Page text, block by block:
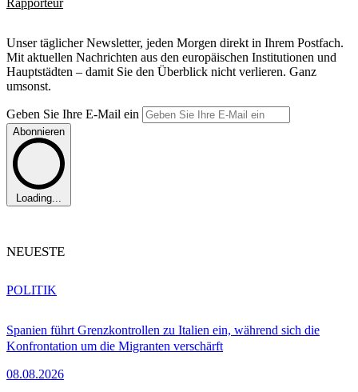
Unser täglicher Newsletter, jeden Morgen direkt in Ihrem Postfach.
Mit aktuellen Nachrichten aus den europäischen Institutionen und
Hauptstädten – damit Sie den Überblick nicht verlieren. Ganz
umsonst.
Geben Sie Ihre E-Mail ein
Abonnieren
Loading...
NEUESTE
Spanien führt Grenzkontrollen zu Italien ein, während sich die
Konfrontation um die Migranten verschärft
08.08.2026
POLITIK